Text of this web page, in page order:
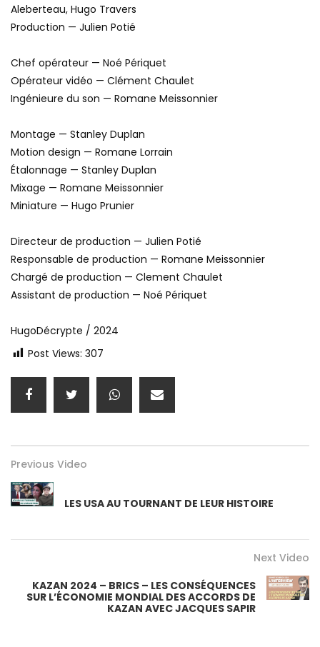
Aleberteau, Hugo Travers
Production — Julien Potié
Chef opérateur — Noé Périquet
Opérateur vidéo — Clément Chaulet
Ingénieure du son — Romane Meissonnier
Montage — Stanley Duplan
Motion design — Romane Lorrain
Étalonnage — Stanley Duplan
Mixage — Romane Meissonnier
Miniature — Hugo Prunier
Directeur de production — Julien Potié
Responsable de production — Romane Meissonnier
Chargé de production — Clement Chaulet
Assistant de production — Noé Périquet
HugoDécrypte / 2024
Post Views: 307
Previous Video
LES USA AU TOURNANT DE LEUR HISTOIRE
Next Video
KAZAN 2024 – BRICS – LES CONSÉQUENCES
SUR L’ÉCONOMIE MONDIAL DES ACCORDS DE
KAZAN AVEC JACQUES SAPIR